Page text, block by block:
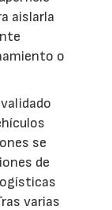
aislarla
o
se
de
varias